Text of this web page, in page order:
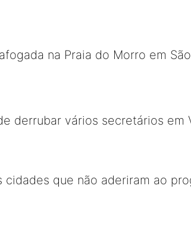
na Praia do Morro em
derrubar vários secretários em
cidades que não aderiram ao